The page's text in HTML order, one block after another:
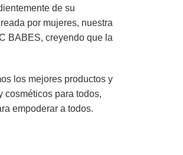
de su
por mujeres, nuestra
BABES, creyendo que la
los mejores productos y
cosméticos para todos,
empoderar a todos.